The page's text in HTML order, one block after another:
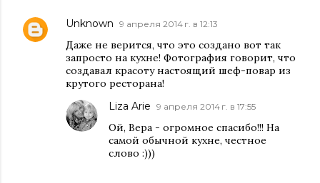
Unknown 9 апреля 2014 г. в 12:13
Даже не верится, что это создано вот так
запросто на кухне! Фотография говорит, что
создавал красоту настоящий шеф-повар из
крутого ресторана!
Liza Arie 9 апреля 2014 г. в 17:55
Ой, Вера - огромное спасибо!!! На
самой обычной кухне, честное
слово :)))